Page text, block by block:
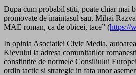
Dupa cum probabil stiti, poate chiar mai
promovate de inaintasul sau, Mihai
MAE roman, ca de obicei, tace” (https://
In opinia Asociatiei Civic Media,
Kievului la adresa comunitatilor
consfintite de normele Consiliului
ordin tactic si strategic in fata unor